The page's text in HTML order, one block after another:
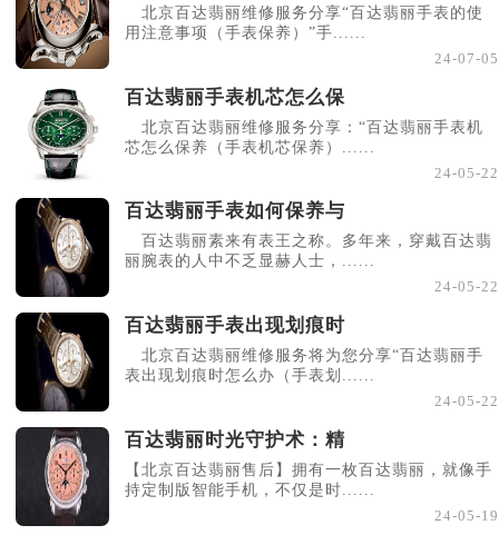
北京百达翡丽维修服务分享“百达翡丽手表的使
用注意事项（手表保养）”手......
24-07-05
百达翡丽手表机芯怎么保
北京百达翡丽维修服务分享：“百达翡丽手表机
芯怎么保养（手表机芯保养）......
24-05-22
百达翡丽手表如何保养与
百达翡丽素来有表王之称。多年来，穿戴百达翡
丽腕表的人中不乏显赫人士，......
24-05-22
百达翡丽手表出现划痕时
北京百达翡丽维修服务将为您分享“百达翡丽手
表出现划痕时怎么办（手表划......
24-05-22
百达翡丽时光守护术：精
【北京百达翡丽售后】拥有一枚百达翡丽，就像手
持定制版智能手机，不仅是时......
24-05-19